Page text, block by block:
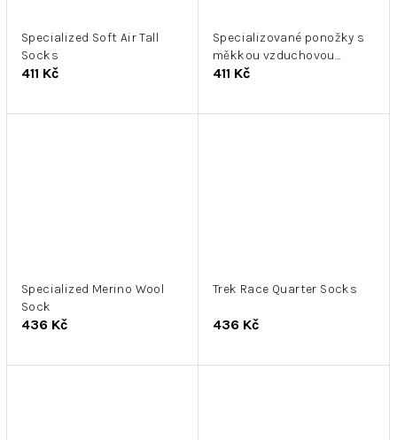
Specialized Soft Air Tall
Socks
411 Kč
Specializované ponožky s
měkkou vzduchovou
cestou
411 Kč
Specialized Merino Wool
Sock
436 Kč
Trek Race Quarter Socks
436 Kč